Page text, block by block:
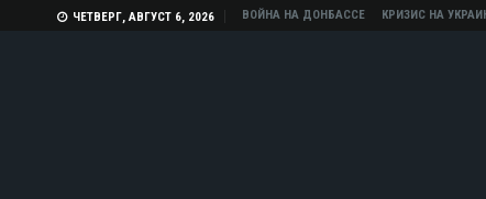
ЧЕТВЕРГ, АВГУСТ 6, 2026 ВОЙНА НА ДОНБАССЕ КРИЗИС НА